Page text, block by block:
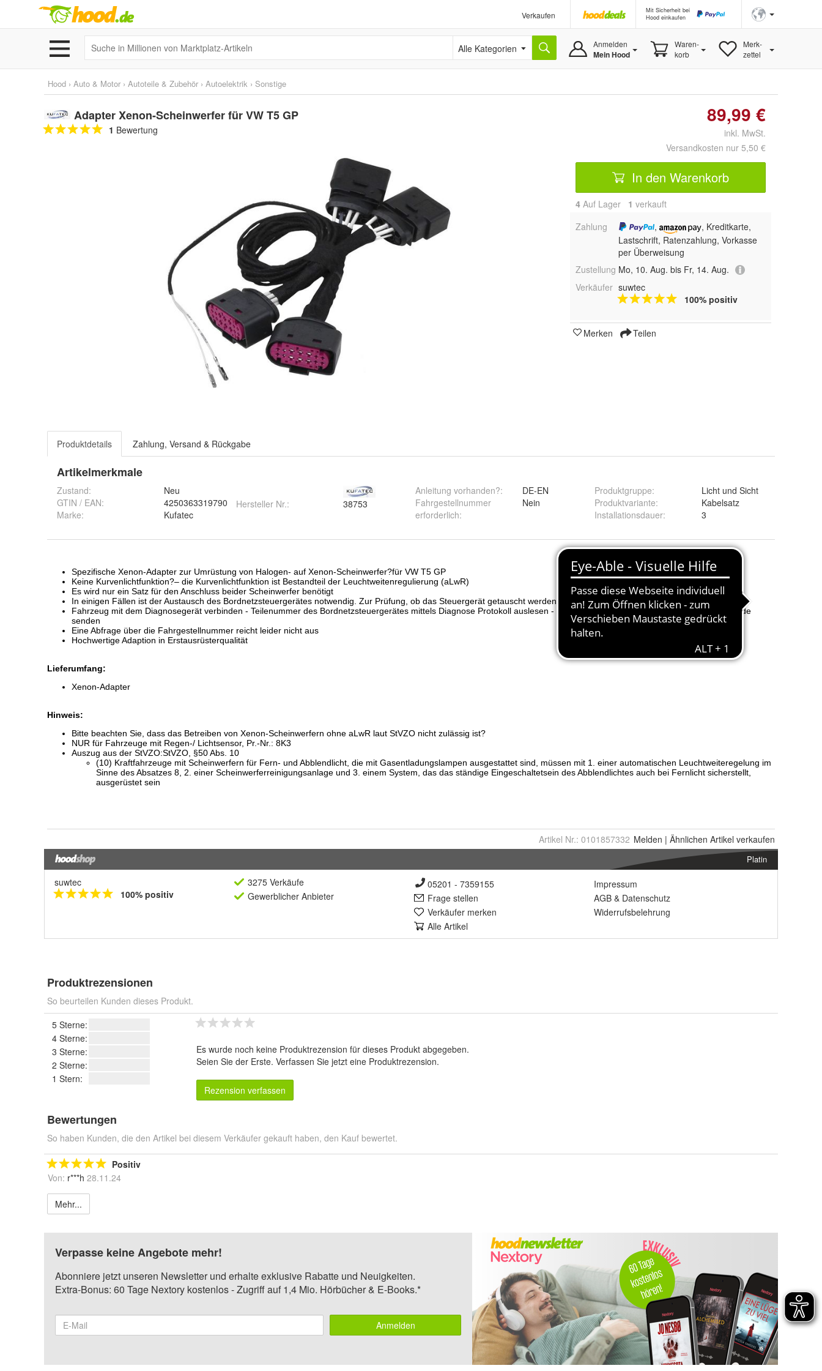
Verkaufen
Mit Sicherheit bei
Hood einkaufen
Alle Kategorien Anmelden
Mein Hood
Waren-
korb
Merk-
zettel
Hood › Auto & Motor › Autoteile & Zubehör › Autoelektrik › Sonstige
Adapter Xenon-Scheinwerfer für VW T5 GP
1 Bewertung
89,99 €
inkl. MwSt.
Versandkosten nur 5,50 €
In den Warenkorb
4 Auf Lager 1 verkauft
Zahlung
,
, Kreditkarte,
Lastschrift, Ratenzahlung, Vorkasse
per Überweisung
Zustellung Mo, 10. Aug. bis Fr, 14. Aug.
Verkäufer suwtec
100% positiv
Merken Teilen
Produktdetails Zahlung, Versand & Rückgabe
Artikelmerkmale
Zustand:
Neu
GTIN / EAN:
4250363319790
Marke:
Kufatec
Hersteller Nr.: 38753
Anleitung vorhanden?:
DE-EN
Fahrgestellnummer
erforderlich:
Nein
Produktgruppe:
Licht und Sicht
Produktvariante:
Kabelsatz
Installationsdauer: 3
Artikel Nr.: 0101857332 Melden | Ähnlichen Artikel verkaufen
Platin
suwtec
100% positiv
3275 Verkäufe
Gewerblicher Anbieter
05201 - 7359155
Frage stellen
Verkäufer merken
Alle Artikel
Impressum
AGB & Datenschutz
Widerrufsbelehrung
Produktrezensionen
So beurteilen Kunden dieses Produkt.
5 Sterne:
4 Sterne:
3 Sterne:
2 Sterne:
1 Stern:
Es wurde noch keine Produktrezension für dieses Produkt abgegeben.
Seien Sie der Erste. Verfassen Sie jetzt eine Produktrezension.
Rezension verfassen
Bewertungen
So haben Kunden, die den Artikel bei diesem Verkäufer gekauft haben, den Kauf bewertet.
Positiv
Von: r***h 28.11.24
Mehr...
Verpasse keine Angebote mehr!
Abonniere jetzt unseren Newsletter und erhalte exklusive Rabatte und Neuigkeiten.
Extra-Bonus: 60 Tage Nextory kostenlos - Zugriff auf 1,4 Mio. Hörbücher & E-Books.*
Anmelden